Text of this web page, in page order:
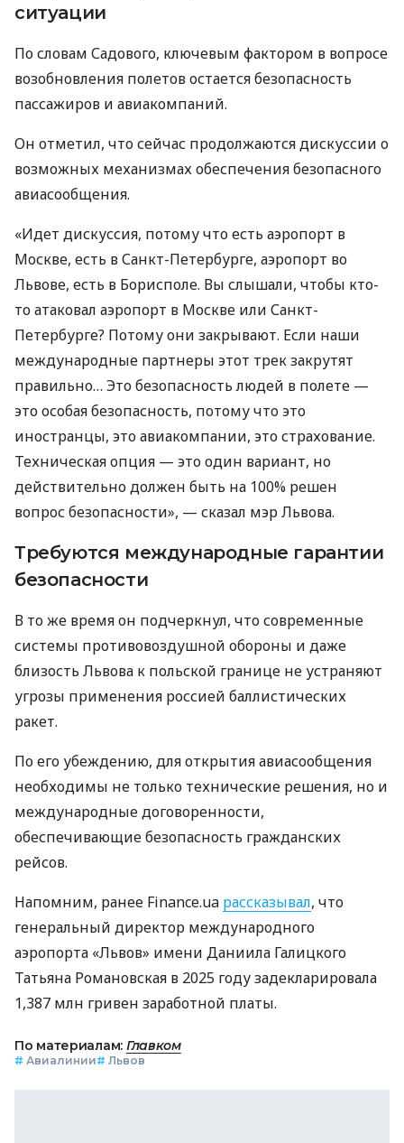
ситуации
По словам Садового, ключевым фактором в вопросе
возобновления полетов остается безопасность
пассажиров и авиакомпаний.
Он отметил, что сейчас продолжаются дискуссии о
возможных механизмах обеспечения безопасного
авиасообщения.
«Идет дискуссия, потому что есть аэропорт в
Москве, есть в Санкт-Петербурге, аэропорт во
Львове, есть в Борисполе. Вы слышали, чтобы кто-
то атаковал аэропорт в Москве или Санкт-
Петербурге? Потому они закрывают. Если наши
международные партнеры этот трек закрутят
правильно… Это безопасность людей в полете —
это особая безопасность, потому что это
иностранцы, это авиакомпании, это страхование.
Техническая опция — это один вариант, но
действительно должен быть на 100% решен
вопрос безопасности», — сказал мэр Львова.
Требуются международные гарантии
безопасности
В то же время он подчеркнул, что современные
системы противовоздушной обороны и даже
близость Львова к польской границе не устраняют
угрозы применения россией баллистических
ракет.
По его убеждению, для открытия авиасообщения
необходимы не только технические решения, но и
международные договоренности,
обеспечивающие безопасность гражданских
рейсов.
Напомним, ранее Finance.ua рассказывал, что
генеральный директор международного
аэропорта «Львов» имени Даниила Галицкого
Татьяна Романовская в 2025 году задекларировала
1,387 млн ​​гривен заработной платы.
По материалам: Главком
# Авиалинии# Львов